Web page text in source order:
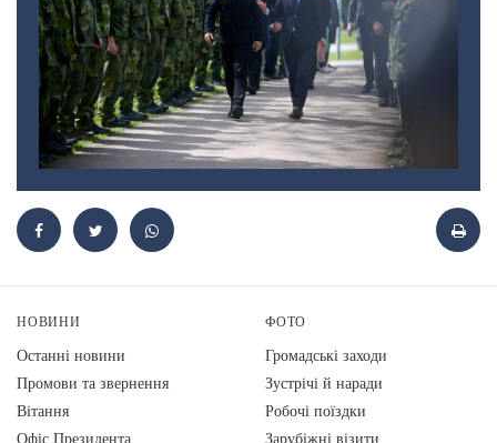
НОВИНИ
Останні новини
Промови та звернення
Вiтання
Офіс Президента
ФОТО
Громадські заходи
Зустрічі й наради
Робочі поїздки
Зарубіжні візити